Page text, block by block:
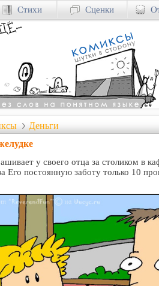
Деньги
у своего отца за столиком в
Его постоянную заботу только 10
Стихи Сценки